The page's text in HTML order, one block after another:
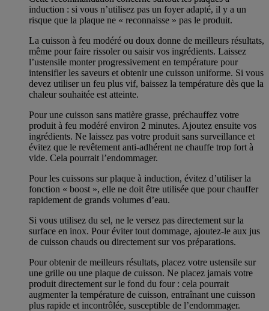
induction : si vous n’utilisez pas un foyer adapté, il y a un
risque que la plaque ne « reconnaisse » pas le produit.
La cuisson à feu modéré ou doux donne de meilleurs résultats,
même pour faire rissoler ou saisir vos ingrédients. Laissez
l’ustensile monter progressivement en température pour
intensifier les saveurs et obtenir une cuisson uniforme. Si vous
devez utiliser un feu plus vif, baissez la température dès que la
chaleur souhaitée est atteinte.
Pour une cuisson sans matière grasse, préchauffez votre
produit à feu modéré environ 2 minutes. Ajoutez ensuite vos
ingrédients. Ne laissez pas votre produit sans surveillance et
évitez que le revêtement anti-adhérent ne chauffe trop fort à
vide. Cela pourrait l’endommager.
Pour les cuissons sur plaque à induction, évitez d’utiliser la
fonction « boost », elle ne doit être utilisée que pour chauffer
rapidement de grands volumes d’eau.
Si vous utilisez du sel, ne le versez pas directement sur la
surface en inox. Pour éviter tout dommage, ajoutez-le aux jus
de cuisson chauds ou directement sur vos préparations.
Pour obtenir de meilleurs résultats, placez votre ustensile sur
une grille ou une plaque de cuisson. Ne placez jamais votre
produit directement sur le fond du four : cela pourrait
augmenter la température de cuisson, entraînant une cuisson
plus rapide et incontrôlée, susceptible de l’endommager.